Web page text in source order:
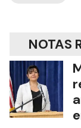
NOTAS